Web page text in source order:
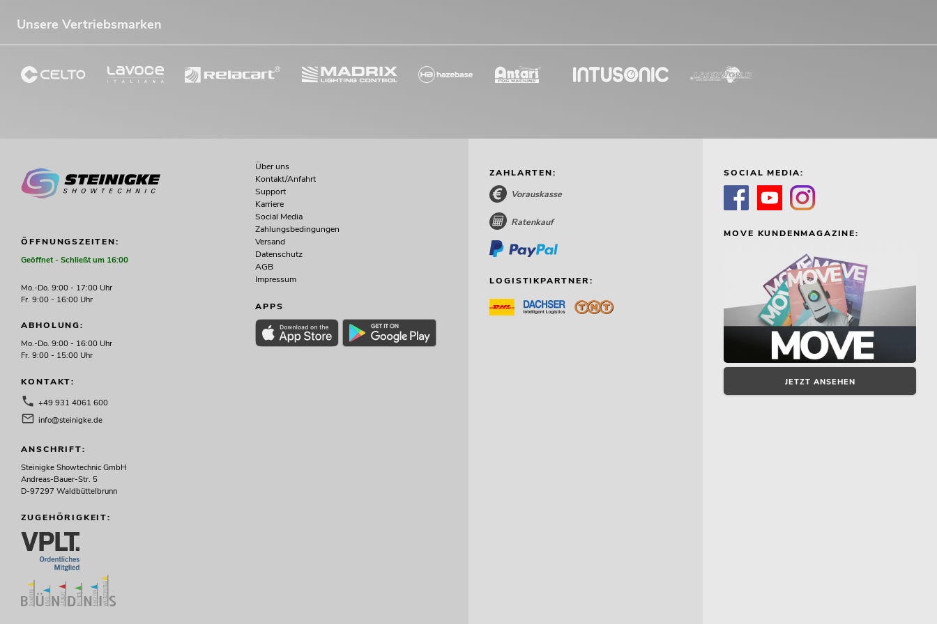
Unsere Vertriebsmarken
ÖFFNUNGSZEITEN:
Geöffnet - Schließt um 16:00
Mo.-Do. 9:00 - 17:00 Uhr
Fr. 9:00 - 16:00 Uhr
ABHOLUNG:
Mo.-Do. 9:00 - 16:00 Uhr
Fr. 9:00 - 15:00 Uhr
KONTAKT:
+49 931 4061 600
info@steinigke.de
ANSCHRIFT:
Steinigke Showtechnic GmbH
Andreas-Bauer-Str. 5
D-97297 Waldbüttelbrunn
ZUGEHÖRIGKEIT:
Über uns
Kontakt/Anfahrt
Support
Karriere
Social Media
Zahlungsbedingungen
Versand
Datenschutz
AGB
Impressum
APPS
ZAHLARTEN:
Vorauskasse
Ratenkauf
LOGISTIKPARTNER:
SOCIAL MEDIA:
MOVE KUNDENMAGAZINE:
JETZT ANSEHEN